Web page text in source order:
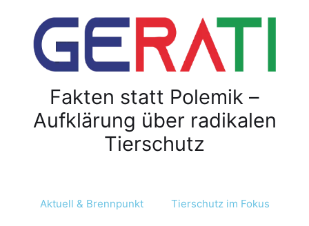
Fakten statt Polemik –
Aufklärung über radikalen
Tierschutz
Aktuell & Brennpunkt Tierschutz im Fokus